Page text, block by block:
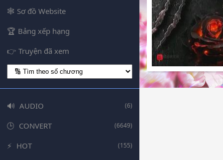
Sơ đồ Website
Bảng xếp hạng
Truyện đã xem
AUDIO (6)
CONVERT (6649)
HOT (155)